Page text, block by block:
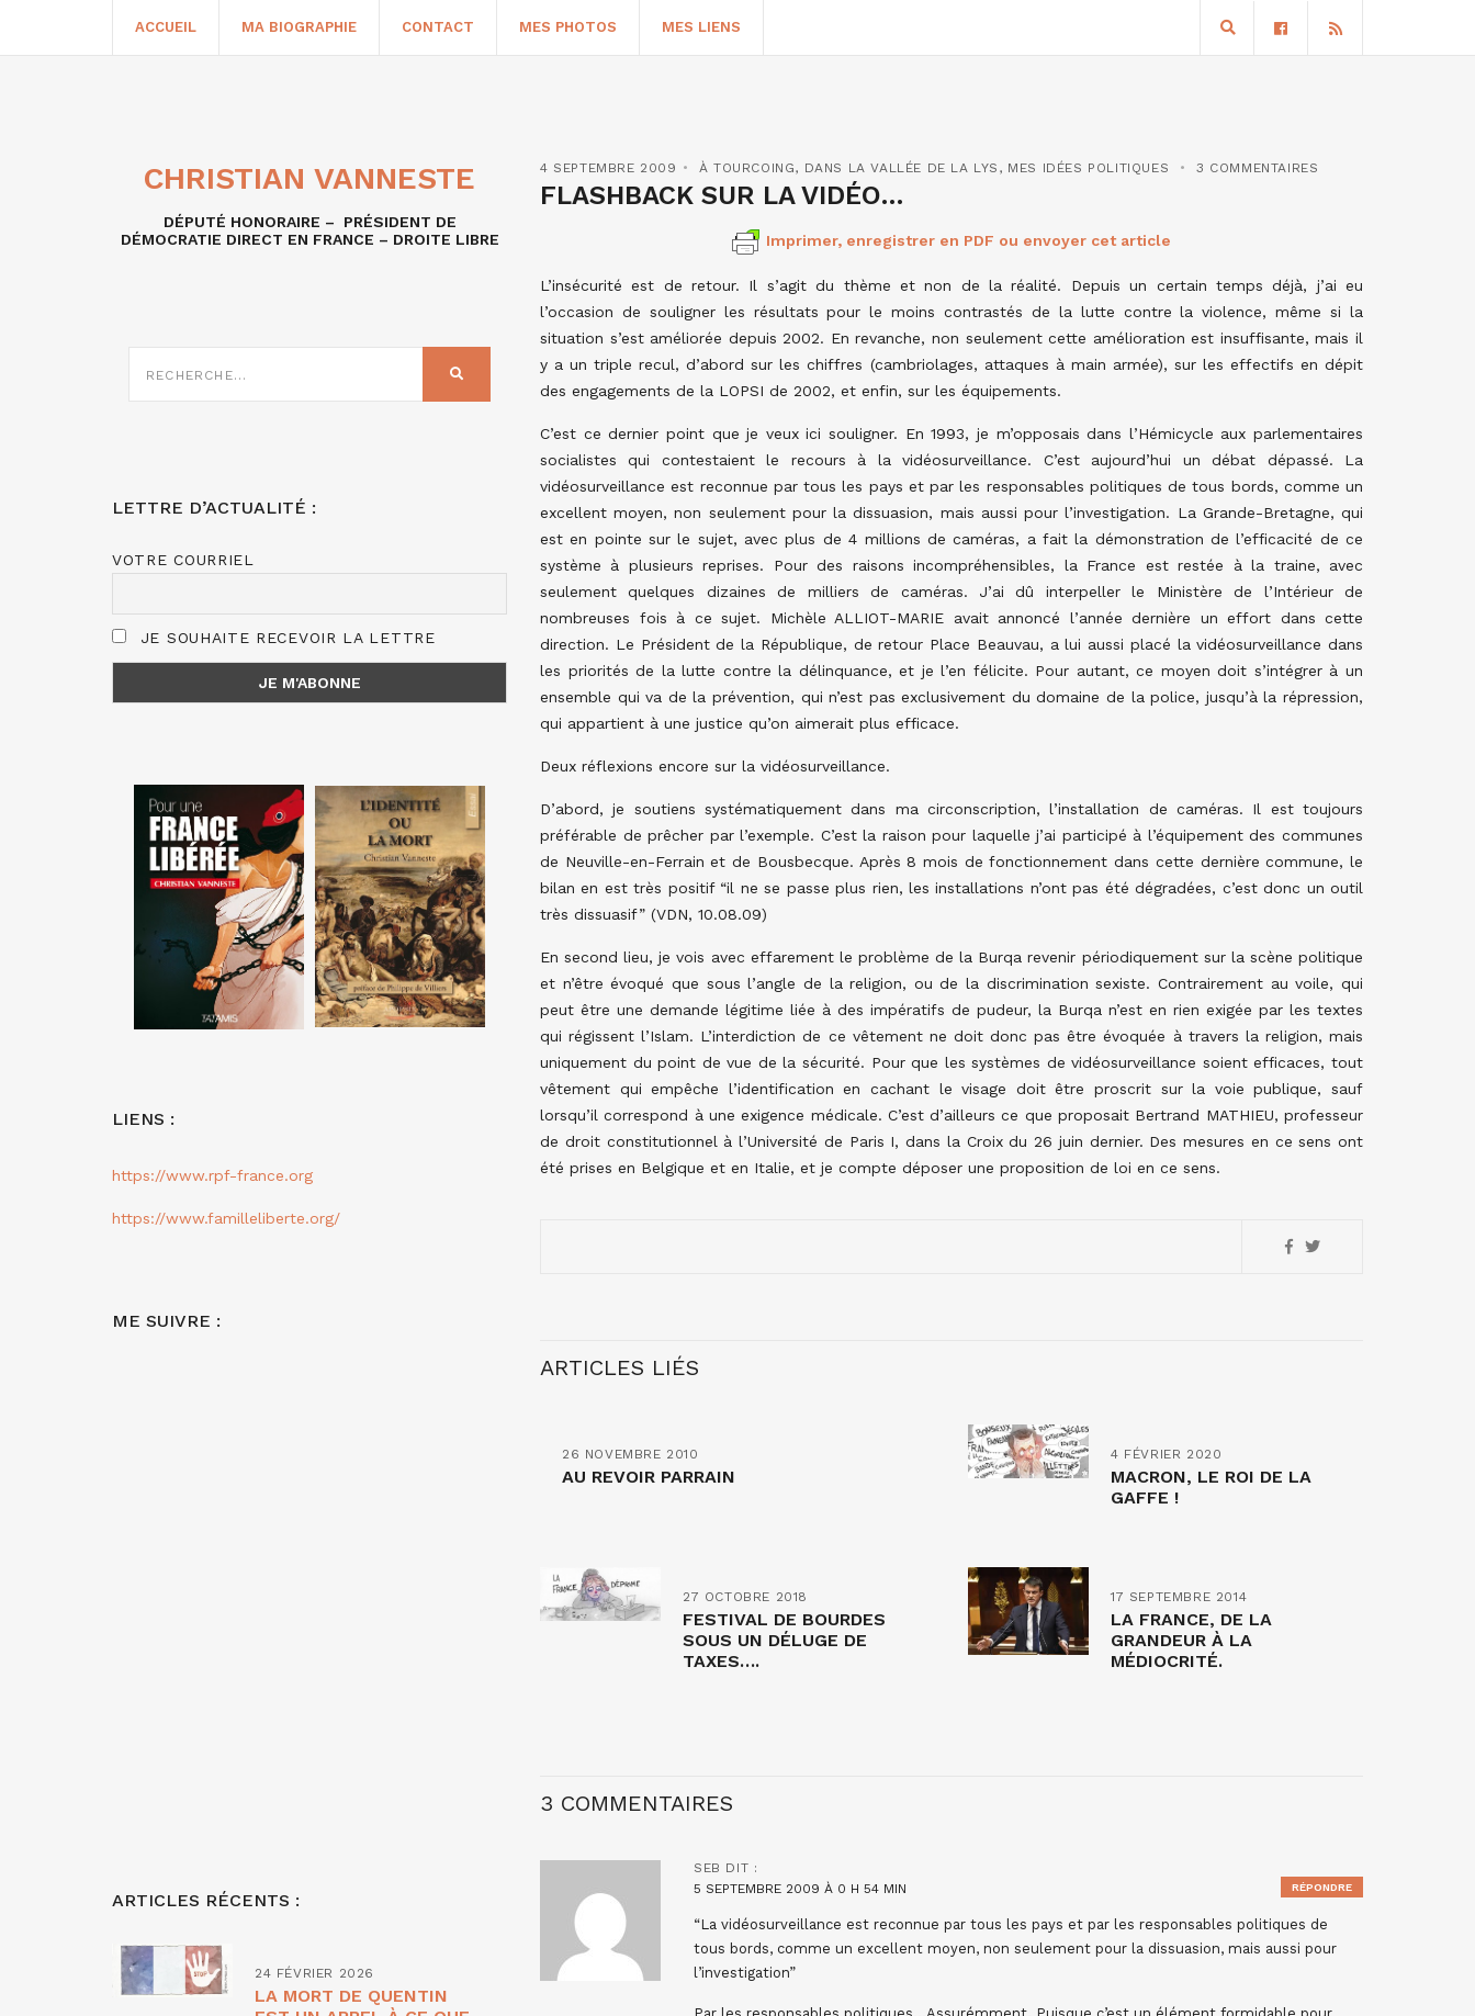
ACCUEIL MA BIOGRAPHIE CONTACT MES PHOTOS MES LIENS
4 SEPTEMBRE 2009 À TOURCOING, DANS LA VALLÉE DE LA LYS , MES IDÉES POLITIQUES 3 COMMENTAIRES
FLASHBACK SUR LA VIDÉO…
Imprimer, enregistrer en PDF ou envoyer cet article
L’insécurité est de retour. Il s’agit du thème et non de la réalité. Depuis un certain temps déjà, j’ai eu
l’occasion de souligner les résultats pour le moins contrastés de la lutte contre la violence, même si la
situation s’est améliorée depuis 2002. En revanche, non seulement cette amélioration est insuffisante, mais il
y a un triple recul, d’abord sur les chiffres (cambriolages, attaques à main armée), sur les effectifs en dépit
des engagements de la LOPSI de 2002, et enfin, sur les équipements.
C’est ce dernier point que je veux ici souligner. En 1993, je m’opposais dans l’Hémicycle aux parlementaires
socialistes qui contestaient le recours à la vidéosurveillance. C’est aujourd’hui un débat dépassé. La
vidéosurveillance est reconnue par tous les pays et par les responsables politiques de tous bords, comme un
excellent moyen, non seulement pour la dissuasion, mais aussi pour l’investigation. La Grande-Bretagne, qui
est en pointe sur le sujet, avec plus de 4 millions de caméras, a fait la démonstration de l’efficacité de ce
système à plusieurs reprises. Pour des raisons incompréhensibles, la France est restée à la traine, avec
seulement quelques dizaines de milliers de caméras. J’ai dû interpeller le Ministère de l’Intérieur de
nombreuses fois à ce sujet. Michèle ALLIOT-MARIE avait annoncé l’année dernière un effort dans cette
direction. Le Président de la République, de retour Place Beauvau, a lui aussi placé la vidéosurveillance dans
les priorités de la lutte contre la délinquance, et je l’en félicite. Pour autant, ce moyen doit s’intégrer à un
ensemble qui va de la prévention, qui n’est pas exclusivement du domaine de la police, jusqu’à la répression,
qui appartient à une justice qu’on aimerait plus efficace.
Deux réflexions encore sur la vidéosurveillance.
D’abord, je soutiens systématiquement dans ma circonscription, l’installation de caméras. Il est toujours
préférable de prêcher par l’exemple. C’est la raison pour laquelle j’ai participé à l’équipement des communes
de Neuville-en-Ferrain et de Bousbecque. Après 8 mois de fonctionnement dans cette dernière commune, le
bilan en est très positif “il ne se passe plus rien, les installations n’ont pas été dégradées, c’est donc un outil
très dissuasif” (VDN, 10.08.09)
En second lieu, je vois avec effarement le problème de la Burqa revenir périodiquement sur la scène politique
et n’être évoqué que sous l’angle de la religion, ou de la discrimination sexiste. Contrairement au voile, qui
peut être une demande légitime liée à des impératifs de pudeur, la Burqa n’est en rien exigée par les textes
qui régissent l’Islam. L’interdiction de ce vêtement ne doit donc pas être évoquée à travers la religion, mais
uniquement du point de vue de la sécurité. Pour que les systèmes de vidéosurveillance soient efficaces, tout
vêtement qui empêche l’identification en cachant le visage doit être proscrit sur la voie publique, sauf
lorsqu’il correspond à une exigence médicale. C’est d’ailleurs ce que proposait Bertrand MATHIEU, professeur
de droit constitutionnel à l’Université de Paris I, dans la Croix du 26 juin dernier. Des mesures en ce sens ont
été prises en Belgique et en Italie, et je compte déposer une proposition de loi en ce sens.
ARTICLES LIÉS
26 NOVEMBRE 2010
AU REVOIR PARRAIN
4 FÉVRIER 2020
MACRON, LE ROI DE LA
GAFFE !
27 OCTOBRE 2018
FESTIVAL DE BOURDES
SOUS UN DÉLUGE DE
TAXES….
17 SEPTEMBRE 2014
LA FRANCE, DE LA
GRANDEUR À LA
MÉDIOCRITÉ.
3 COMMENTAIRES
SEB DIT :
5 SEPTEMBRE 2009 À 0 H 54 MIN
“La vidéosurveillance est reconnue par tous les pays et par les responsables politiques de
tous bords, comme un excellent moyen, non seulement pour la dissuasion, mais aussi pour
l’investigation”
RÉPONDRE
CHRISTIAN VANNESTE
DÉPUTÉ HONORAIRE – PRÉSIDENT DE
DÉMOCRATIE DIRECT EN FRANCE – DROITE LIBRE
SUR
RECHERCHER
LETTRE D’ACTUALITÉ :
VOTRE COURRIEL
JE SOUHAITE RECEVOIR LA LETTRE
LIENS :
https://www.rpf-france.org
https://www.familleliberte.org/
ME SUIVRE :
ARTICLES RÉCENTS :
24 FÉVRIER 2026
LA MORT DE QUENTIN